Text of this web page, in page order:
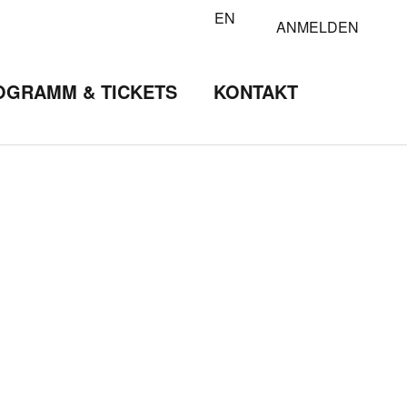
EN ANMELDEN
& TICKETS KONTAKT